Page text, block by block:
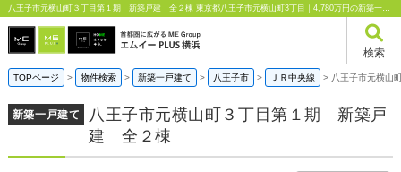
八王子市元横山町３丁目第１期 新築戸建 全２棟 東京都八王子市元横山町3丁目｜4,780万円の新築一戸建て｜エムイーPLUS横浜
検索
TOPページ > 物件検索 > 新築一戸建て > 八王子市 > ＪＲ中央線 > 八王子市元横
新築一戸建て
八王子市元横山町３丁目第１期 新築戸
建 全２棟